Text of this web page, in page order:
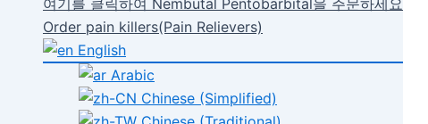
여기를 클릭하여 Nembutal Pentobarbital을 주문하세요
Order pain killers(Pain Relievers)
English
Arabic
Chinese (Simplified)